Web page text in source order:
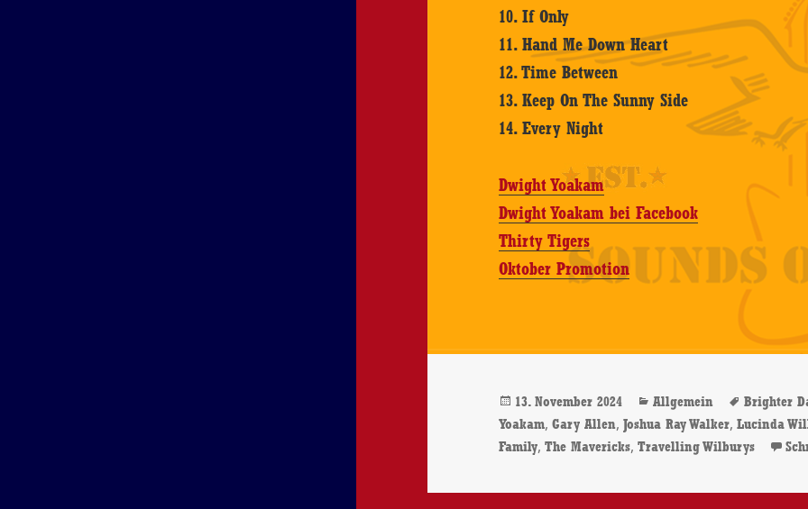
10. If Only
11. Hand Me Down Heart
12. Time Between
13. Keep On The Sunny Side
14. Every Night
Dwight Yoakam
Dwight Yoakam bei Facebook
Thirty Tigers
Oktober Promotion
Veröffentlicht
am
13. November 2024 Kategorien
Allgemein Brighter
Yoakam,Gary Allen,Joshua Ray Walker,Lucinda
Family,The Mavericks,Travelling Wilburys